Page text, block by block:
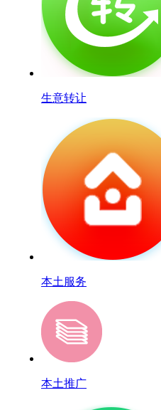
生意转让
本土服务
本土推广